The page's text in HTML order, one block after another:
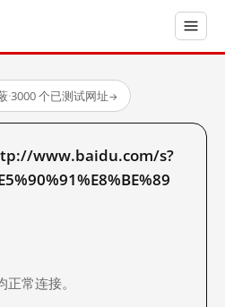
·3000 个已测试网址→
www.baidu.com/s?
常连接。